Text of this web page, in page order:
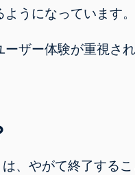
うになっています。
ザー体験が重視さ
、やがて終了する